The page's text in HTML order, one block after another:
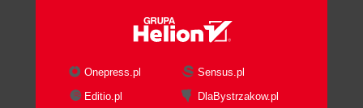
Onepress.pl
Sensus.pl
Editio.pl
DlaBystrzakow.pl